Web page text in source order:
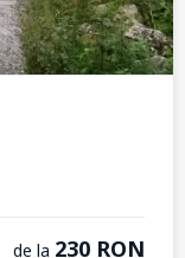
de la 230 RON